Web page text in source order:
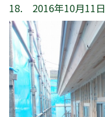
18. 2016年10月11日